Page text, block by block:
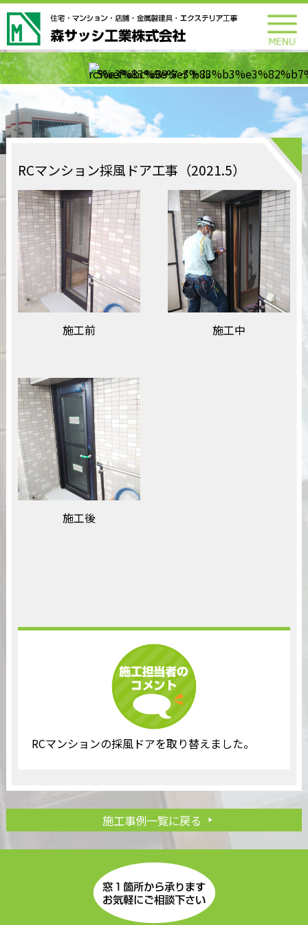
RCマンション採風ドア工事（2021.5）
施工前 施工中
施工後
RCマンションの採風ドアを取り替えました。
施工事例一覧に戻る